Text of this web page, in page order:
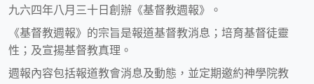
九六四年八月三十日創辦《基督教週報》。
《基督教週報》的宗旨是報道基督教消息；培育基督徒靈
性；及宣揚基督教真理。
週報內容包括報道教會消息及動態，並定期邀約神學院教